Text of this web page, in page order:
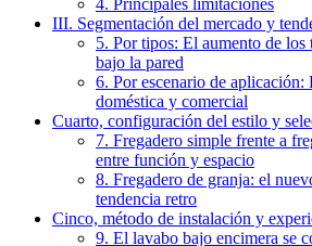
III. Segmentación del mercado y
5. Por tipos: El aumento de
bajo la pared
6. Por escenario de aplicación:
doméstica y comercial
Cuarto, configuración del estilo y
7. Fregadero simple frente a
entre función y espacio
8. Fregadero de granja: el
tendencia retro
Cinco, método de instalación y
9. El lavabo bajo encimera se